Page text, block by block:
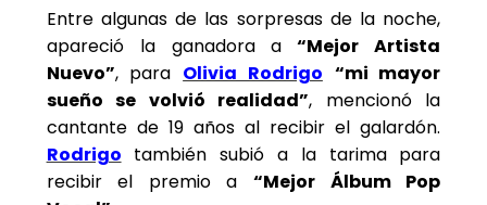
Entre algunas de las sorpresas de la noche,
apareció la ganadora a “Mejor Artista
Nuevo”, para Olivia Rodrigo “mi mayor
sueño se volvió realidad”, mencionó la
cantante de 19 años al recibir el galardón.
Rodrigo también subió a la tarima para
recibir el premio a“Mejor Álbum Pop